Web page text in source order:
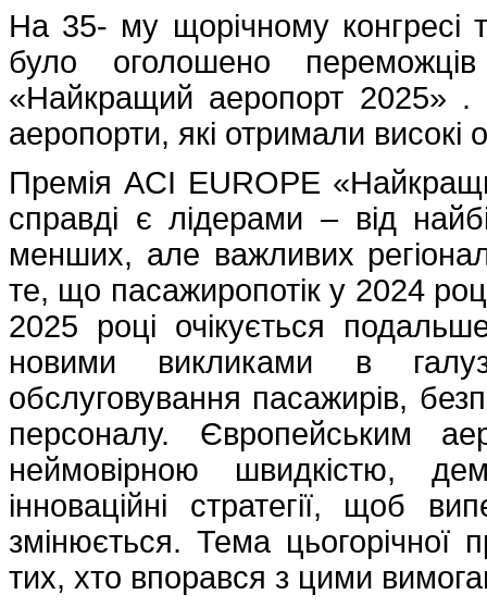
На 35- му щорічному конгресі
було оголошено
«Найкращий аеропорт 2025» .
аеропорти, які отримали високі
Премія ACI EUROPE
справді є лідерами – від
менших, але важливих
те, що пасажиропотік у 2024
2025 році очікується
новими викликами в
обслуговування пасажирів,
персоналу. Європейським
неймовірною швидкістю,
інноваційні стратегії, щоб
змінюється. Тема цьогорічної
тих, хто впорався з цими